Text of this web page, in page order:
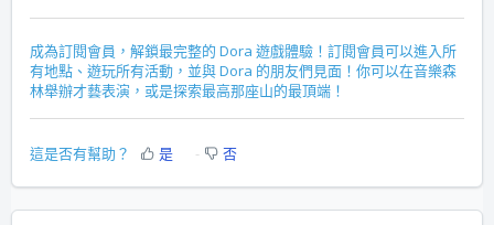
成為訂閱會員，解鎖最完整的 Dora 遊戲體驗！訂閱會員可以進入所
有地點、遊玩所有活動，並與 Dora 的朋友們見面！你可以在音樂森
林舉辦才藝表演，或是探索最高那座山的最頂端！
這是否有幫助？ 是 否